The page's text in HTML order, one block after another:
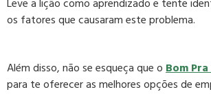
Leve a lição como aprendizado e tente
os fatores que causaram este problema.
Além disso, não se esqueça que oBom
para te oferecer as melhores opções de